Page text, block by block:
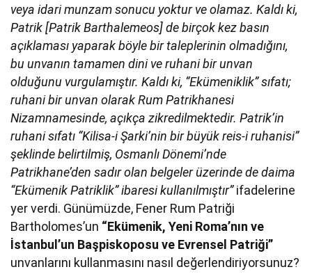
veya idari munzam sonucu yoktur ve olamaz. Kaldı ki,
Patrik [Patrik Barthalemeos] de birçok kez basın
açıklaması yaparak böyle bir taleplerinin olmadığını,
bu unvanın tamamen dini ve ruhani bir unvan
olduğunu vurgulamıştır. Kaldı ki, “Ekümeniklik” sıfatı;
ruhani bir unvan olarak Rum Patrikhanesi
Nizamnamesinde, açıkça zikredilmektedir. Patrik’in
ruhani sıfatı “Kilisa-i Şarki’nin bir büyük reis-i ruhanisi”
şeklinde belirtilmiş, Osmanlı Dönemi’nde
Patrikhane’den sadır olan belgeler üzerinde de daima
“Ekümenik Patriklik” ibaresi kullanılmıştır”ifadelerine
yer verdi. Günümüzde, Fener Rum Patriği
Bartholomes’un “Ekümenik, Yeni Roma’nın ve
İstanbul’un Başpiskoposu ve Evrensel Patriği”
unvanlarını kullanmasını nasıl değerlendiriyorsunuz?